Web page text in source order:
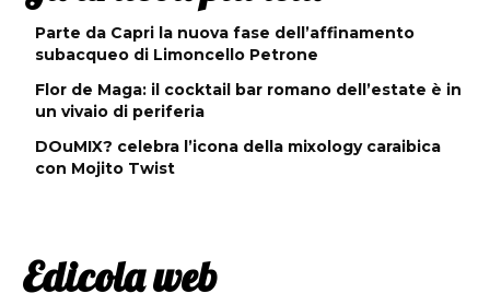
Parte da Capri la nuova fase dell’affinamento
subacqueo di Limoncello Petrone
Flor de Maga: il cocktail bar romano dell’estate è in
un vivaio di periferia
DOuMIX? celebra l’icona della mixology caraibica
con Mojito Twist
Edicola web